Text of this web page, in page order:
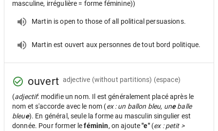
masculine, irrégulière = forme féminine))
Martin is open to those of all political persuasions.
Martin est ouvert aux personnes de tout bord politique.
ouvert adjective (without partitions) (espace)
(adjectif: modifie un nom. Il est généralement placé après le
nom et s'accorde avec le nom (ex : un ballon bleu, uneballe
bleue). En général, seule la forme au masculin singulier est
donnée. Pour former leféminin, on ajoute"e"(ex : petit >